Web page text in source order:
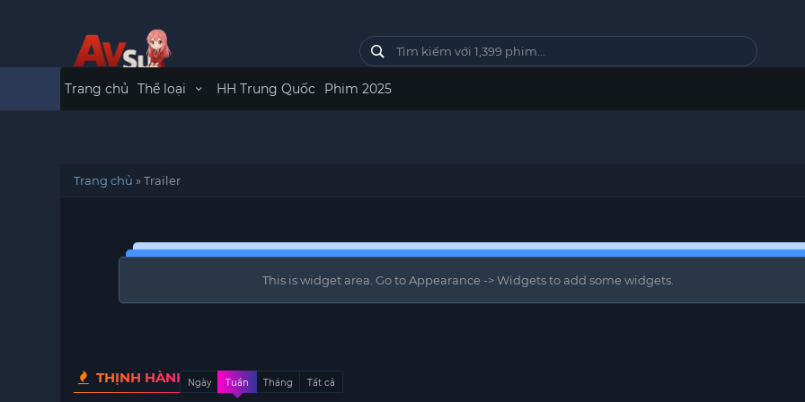
Trang chủ Thể loại HH Trung Quốc Phim 2025
Trang chủ »Trailer
This is widget area. Go to Appearance -> Widgets to add some widgets.
THỊNH HÀNHNgày Tuần Tháng Tất cả